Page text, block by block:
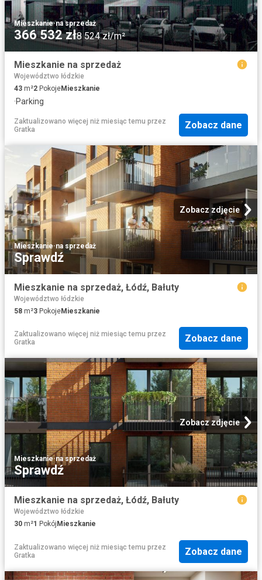
Mieszkanie·na sprzedaż
366 532 zł8 524 zł/m²
Mieszkanie na sprzedaż
Województwo łódzkie
43 m²2 PokojeMieszkanie
·Parking
Zaktualizowano więcej niż miesiąc temu przez
Gratka
Zobacz dane
Zobacz zdjęcie
Mieszkanie·na sprzedaż
Sprawdź
Mieszkanie na sprzedaż, Łódź, Bałuty
Województwo łódzkie
58 m²3 PokojeMieszkanie
Zaktualizowano więcej niż miesiąc temu przez
Gratka
Zobacz dane
Zobacz zdjęcie
Mieszkanie·na sprzedaż
Sprawdź
Mieszkanie na sprzedaż, Łódź, Bałuty
Województwo łódzkie
30 m²1 Pokój Mieszkanie
Zaktualizowano więcej niż miesiąc temu przez
Gratka
Zobacz dane